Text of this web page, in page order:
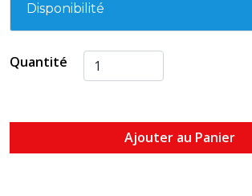
Disponibilité
Quantité
Ajouter au Panier